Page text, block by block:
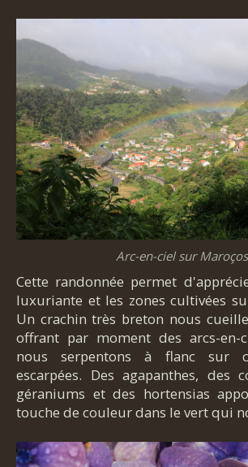
Arc-en-ciel sur Maroços
Cette randonnée permet
luxuriante et les zones cultivées
Un crachin très breton nous
offrant par moment des arcs-en-
nous serpentons à flanc sur
escarpées. Des agapanthes, des
géraniums et des hortensias
touche de couleur dans le vert qui